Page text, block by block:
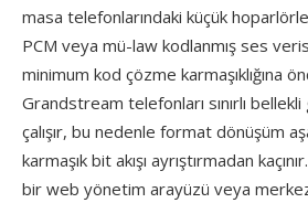
masa telefonlarındaki küçük
PCM veya mü-law kodlanmış ses
minimum kod çözme karmaşıklığına
Grandstream telefonları sınırlı
çalışır, bu nedenle format dönüşüm
karmaşık bit akışı ayrıştırmadan
bir web yönetim arayüzü veya